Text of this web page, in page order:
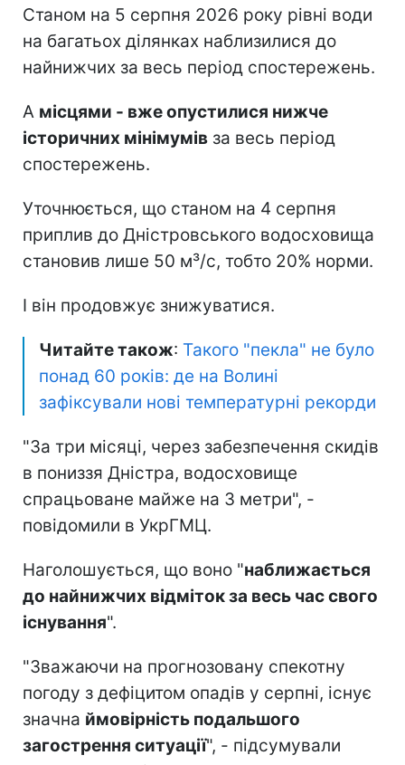
Станом на 5 серпня 2026 року рівні води
на багатьох ділянках наблизилися до
найнижчих за весь період спостережень.
А місцями - вже опустилися нижче
історичних мінімумів за весь період
спостережень.
Уточнюється, що станом на 4 серпня
приплив до Дністровського водосховища
становив лише 50 м³/с, тобто 20% норми.
І він продовжує знижуватися.
Читайте також: Такого "пекла" не було
понад 60 років: де на Волині
зафіксували нові температурні рекорди
"За три місяці, через забезпечення скидів
в пониззя Дністра, водосховище
спрацьоване майже на 3 метри", -
повідомили в УкрГМЦ.
Наголошується, що воно "наближається
до найнижчих відміток за весь час свого
існування".
"Зважаючи на прогнозовану спекотну
погоду з дефіцитом опадів у серпні, існує
значна ймовірність подальшого
загострення ситуації", - підсумували